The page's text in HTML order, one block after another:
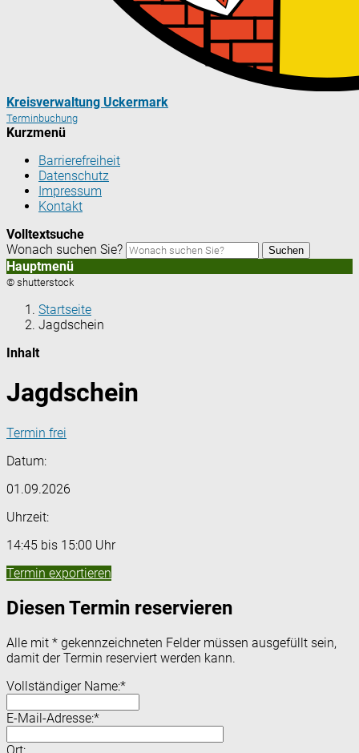
Kreisverwaltung Uckermark
Terminbuchung
Kurzmenü
Barrierefreiheit
Datenschutz
Impressum
Kontakt
Volltextsuche
Wonach suchen Sie?
Suchen
Hauptmenü
© shutterstock
Startseite
Jagdschein
Inhalt
Jagdschein
Termin frei
Datum:
01.09.2026
Uhrzeit:
14:45 bis 15:00 Uhr
Termin exportieren
Diesen Termin reservieren
Alle mit * gekennzeichneten Felder müssen ausgefüllt sein,
damit der Termin reserviert werden kann.
Vollständiger Name:*
E-Mail-Adresse:*
Ort: